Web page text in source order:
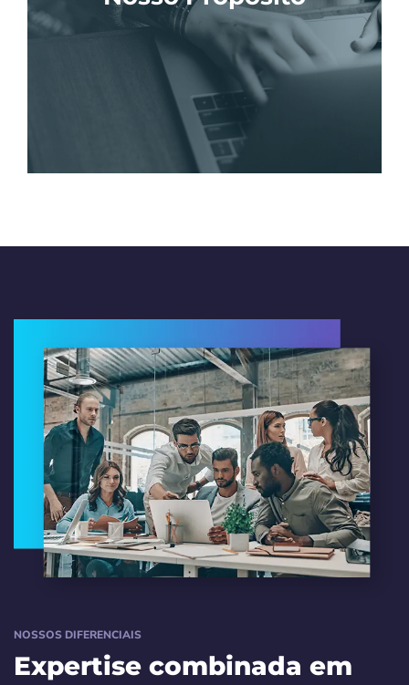
NOSSOS DIFERENCIAIS
Expertise combinada em